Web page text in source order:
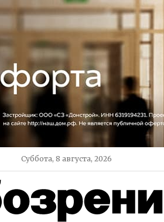
Суббота, 8 августа, 2026